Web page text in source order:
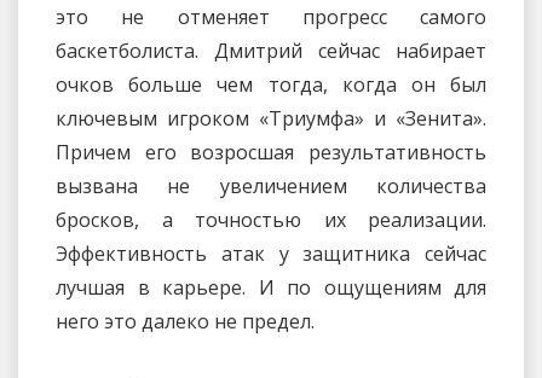
это не отменяет прогресс самого
баскетболиста. Дмитрий сейчас набирает
очков больше чем тогда, когда он был
ключевым игроком «Триумфа» и «Зенита».
Причем его возросшая результативность
вызвана не увеличением количества
бросков, а точностью их реализации.
Эффективность атак у защитника сейчас
лучшая в карьере. И по ощущениям для
него это далеко не предел.